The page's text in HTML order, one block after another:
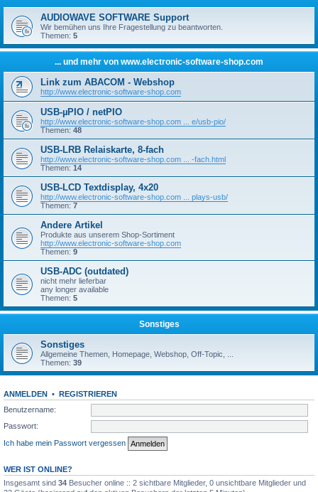
AUDIOWAVE SOFTWARE Support
Wir bemühen uns Ihre Fragestellung zu beantworten.
Themen: 5
... und mehr von www.electronic-software-shop.com
Link zum ABACOM - Webshop
http://www.electronic-software-shop.com
USB-µPIO / netPIO
http://www.electronic-software-shop.com ... e/usb-pio/
Themen: 48
USB-LRB Relaiskarte, 8-fach
http://www.electronic-software-shop.com ... -fach.html
Themen: 14
USB-LCD Textdisplay, 4x20
http://www.electronic-software-shop.com ... plays-usb/
Themen: 7
Andere Artikel
Produkte aus unserem Shop-Sortiment
http://www.electronic-software-shop.com
Themen: 9
USB-ADC (outdated)
nicht mehr lieferbar
any longer available
Themen: 5
Sonstiges
Sonstiges
Allgemeine Themen, Homepage, Webshop, Off-Topic, ...
Themen: 39
ANMELDEN • REGISTRIEREN
Benutzername:
Passwort:
Ich habe mein Passwort vergessen
WER IST ONLINE?
Insgesamt sind 34 Besucher online :: 2 sichtbare Mitglieder, 0 unsichtbare Mitglieder und